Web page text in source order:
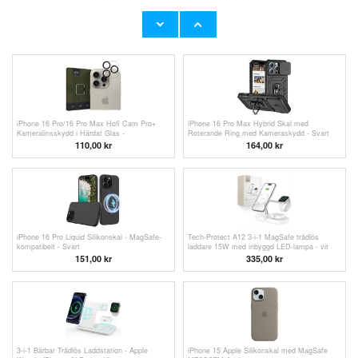
iPhone 15 Pro Tech-Protect Magmat Skal -
Baseus Crystal Shine USB-C / USB-C Kabel
iPhone 16 Pro/16 Pro Max Hofi Cam Pro+
Kameralinsskydd i Härdat Glas -
Genomskinlig / Svart110,00 kr
iPhone 16 Pro Max Hybrid Skal med
Roterande Ring med Kameraskydd - Svart
164,00 kr
iPhone 16 Pro Liquid Silikonskal - MagSafe-
kompatibelt - Svart
151,00 kr
Tech-Protect A12 3-i-1 MagSafe trådlös
laddare 15W med inbyggd LED-lampa - vit
335,00 kr
3-i-1 Bärbar Trådlös Laddstation - Apple
iPhone 15 Apple Silikonskal med MagSafe